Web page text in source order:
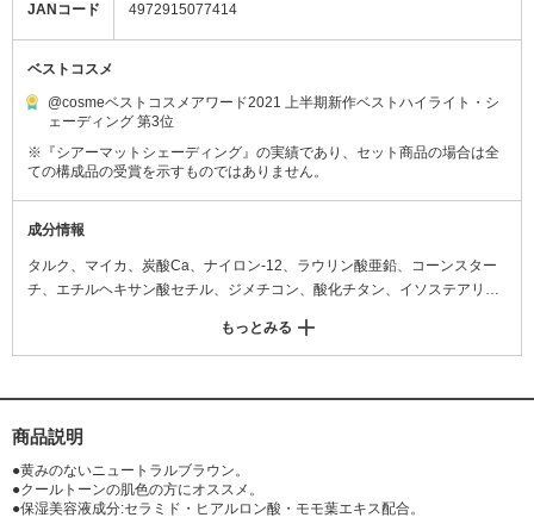
JANコード 4972915077414
ベストコスメ
@cosmeベストコスメアワード2021 上半期新作ベストハイライト・シ
ェーディング 第3位
※『シアーマットシェーディング』の実績であり、セット商品の場合は全
ての構成品の受賞を示すものではありません。
成分情報
タルク、マイカ、炭酸Ca、ナイロン-12、ラウリン酸亜鉛、コーンスター
チ、エチルヘキサン酸セチル、ジメチコン、酸化チタン、イソステアリン
ヒドロキシアパタイト、スクワラン、ホホバ種子油、水酸化Al、フェノキ
シエタノール、ステアリン酸亜鉛、ステアリン酸、トコフェロール、エチ
マシ油、シリカ、トリ(カプリル酸/カプリン酸/ミリスチン酸/ステアリン酸)
G、スイゼンジノリ多糖体、モモ葉エキス、酸化鉄
もっとみる
商品説明
●黄みのないニュートラルブラウン。
●クールトーンの肌色の方にオススメ。
●保湿美容液成分:セラミド・ヒアルロン酸・モモ葉エキス配合。